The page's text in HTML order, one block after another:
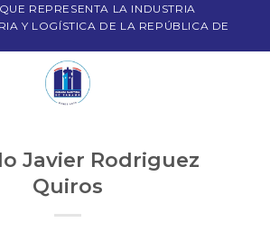
REPRESENTA LA INDUSTRIA
Y LOGÍSTICA DE LA REPÚBLICA DE
Javier Rodriguez
Quiros